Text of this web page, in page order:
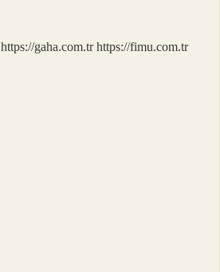
https://gaha.com.tr https://fimu.com.tr